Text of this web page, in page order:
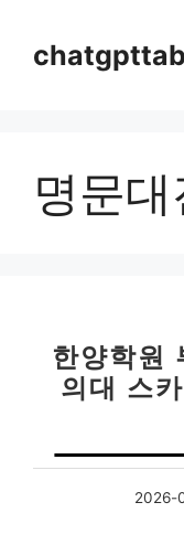
chatgpttab
명문
한양학원
의대 스
2026-